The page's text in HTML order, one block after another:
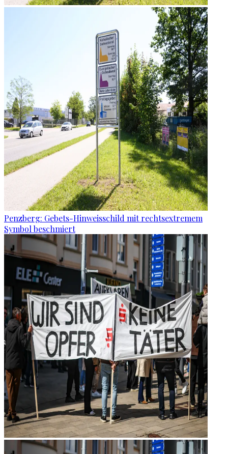
Penzberg: Gebets-Hinweisschild mit rechtsextremem
Symbol beschmiert